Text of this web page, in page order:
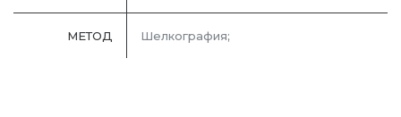
МЕТОД Шелкография;